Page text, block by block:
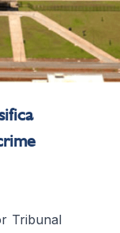
Tribunal